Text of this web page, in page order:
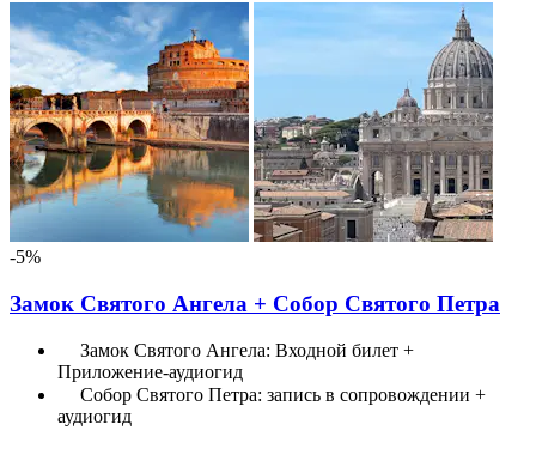
-5%
Замок Святого Ангела + Собор Святого Петра
Замок Святого Ангела: Входной билет +
Приложение-аудиогид
Собор Святого Петра: запись в сопровождении +
аудиогид